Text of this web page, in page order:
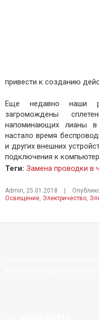
привести к созданию
Еще недавно наши
загромождены
напоминающих лианы в
настало время
и других внешних
подключения к
Теги: Замена проводки в
Admin 25.01.2018 |
Освещение Электричество